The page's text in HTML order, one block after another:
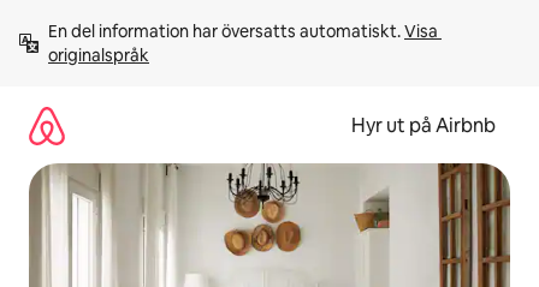
innehåll
En del information har översatts automatiskt. Visa
originalspråk
Hyr ut på Airbnb